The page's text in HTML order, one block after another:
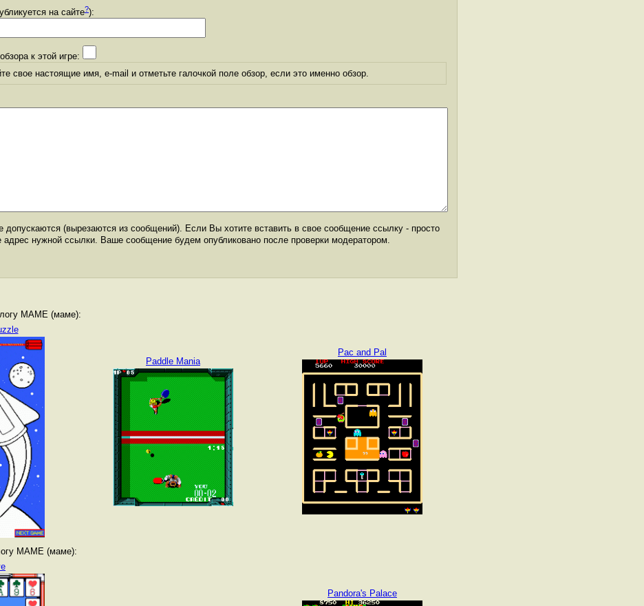
на сайте?):
к этой игре:
свое настоящие имя, e-mail и отметьте галочкой поле обзор, если это именно обзор.
допускаются (вырезаются из сообщений). Если Вы хотите вставить в свое сообщение ссылку - просто
адрес нужной ссылки. Ваше сообщение будем опубликовано после проверки модератором.
MAME (маме):
Paddle Mania
Pac and Pal
MAME (маме):
Pandora's Palace